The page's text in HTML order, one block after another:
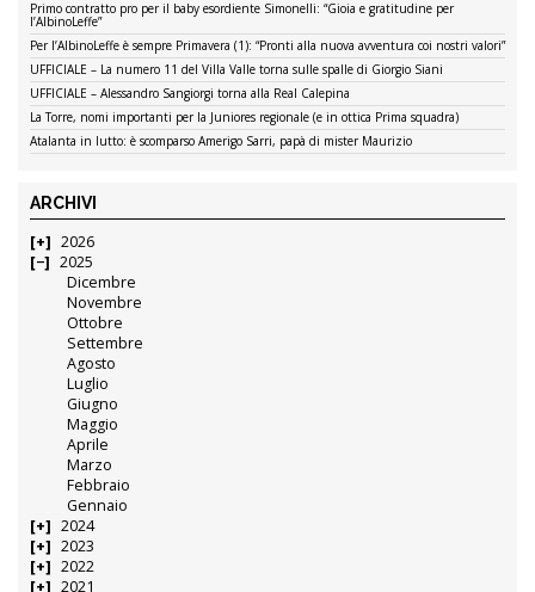
Primo contratto pro per il baby esordiente Simonelli: “Gioia e gratitudine per
l’AlbinoLeffe”
Per l’AlbinoLeffe è sempre Primavera (1): “Pronti alla nuova avventura coi nostri valori”
UFFICIALE – La numero 11 del Villa Valle torna sulle spalle di Giorgio Siani
UFFICIALE – Alessandro Sangiorgi torna alla Real Calepina
La Torre, nomi importanti per la Juniores regionale (e in ottica Prima squadra)
Atalanta in lutto: è scomparso Amerigo Sarri, papà di mister Maurizio
ARCHIVI
2026
2025
Dicembre
Novembre
Ottobre
Settembre
Agosto
Luglio
Giugno
Maggio
Aprile
Marzo
Febbraio
Gennaio
2024
2023
2022
2021